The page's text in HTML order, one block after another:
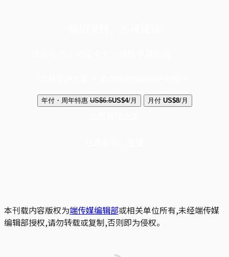
年付・周年特惠 US$6.5US$4/月 月付 US$8/月
本刊载内容版权为端传媒编辑部或相关单位所有,未经端传媒
编辑部授权,请勿转载或复制,否则即为侵权。